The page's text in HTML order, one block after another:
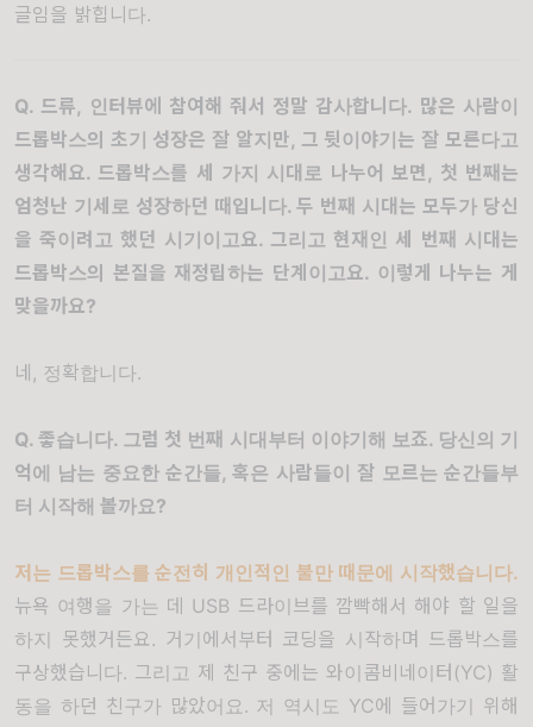
글임을 밝힙니다.
Q. 드류, 인터뷰에 참여해 줘서 정말 감사합니다. 많은 사람이
드롭박스의 초기 성장은 잘 알지만, 그 뒷이야기는 잘 모른다고
생각해요. 드롭박스를 세 가지 시대로 나누어 보면 , 첫 번째는
엄청난 기세로 성장하던 때입니다.두 번째 시대는 모두가 당신
을 죽이려고 했던 시기이고요. 그리고 현재인 세 번째 시대는
드롭박스의 본질을 재정립하는 단계이고요. 이렇게 나누는 게
맞을까요?
네 , 정확합니다.
Q.좋습니다. 그럼 첫 번째 시대부터 이야기해 보죠. 당신의 기
억에 남는 중요한 순간들,혹은 사람들이 잘 모르는 순간들부
터 시작해 볼까요?
저는 드롭박스를 순전히 개인적인 불만 때문에 시작했습니다.
뉴욕 여행을 가는 데 USB 드라이브를 깜빡해서 해야 할 일을
하지 못했거든요. 거기에서부터 코딩을 시작하며 드롭박스를
구상했습니다. 그리고 제 친구 중에는 와이콤비네이터 (YC) 활
동을 하던 친구가 많았어요 . 저 역시도 YC에 들어가기 위해